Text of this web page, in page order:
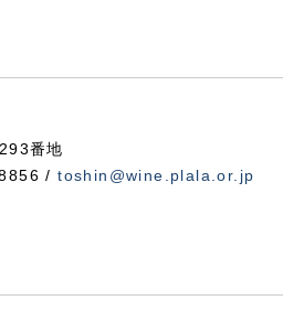
番地
8856 /toshin@wine.plala.or.jp